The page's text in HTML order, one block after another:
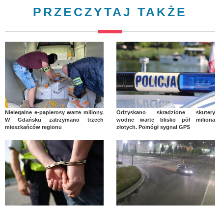
PRZECZYTAJ TAKŻE
Nielegalne e-papierosy warte miliony.
W Gdańsku zatrzymano trzech
mieszkańców regionu
Odzyskano skradzione skutery
wodne warte blisko pół miliona
złotych. Pomógł sygnał GPS